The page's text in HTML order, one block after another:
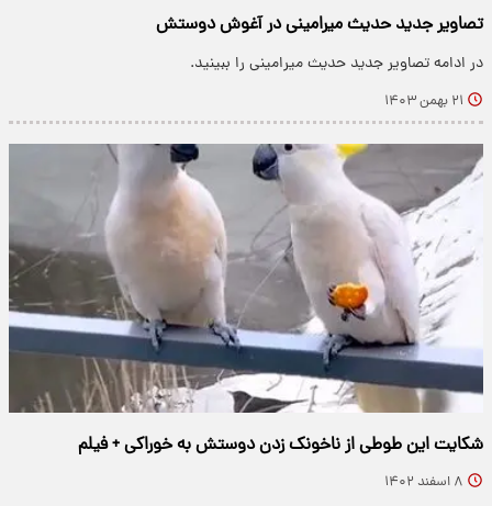
تصاویر جدید حدیث میرامینی در آغوش دوستش
در ادامه تصاویر جدید حدیث میرامینی را ببینید.
۲۱ بهمن ۱۴۰۳
شکایت این طوطی از ناخونک زدن دوستش به خوراکی + فیلم
۸ اسفند ۱۴۰۲